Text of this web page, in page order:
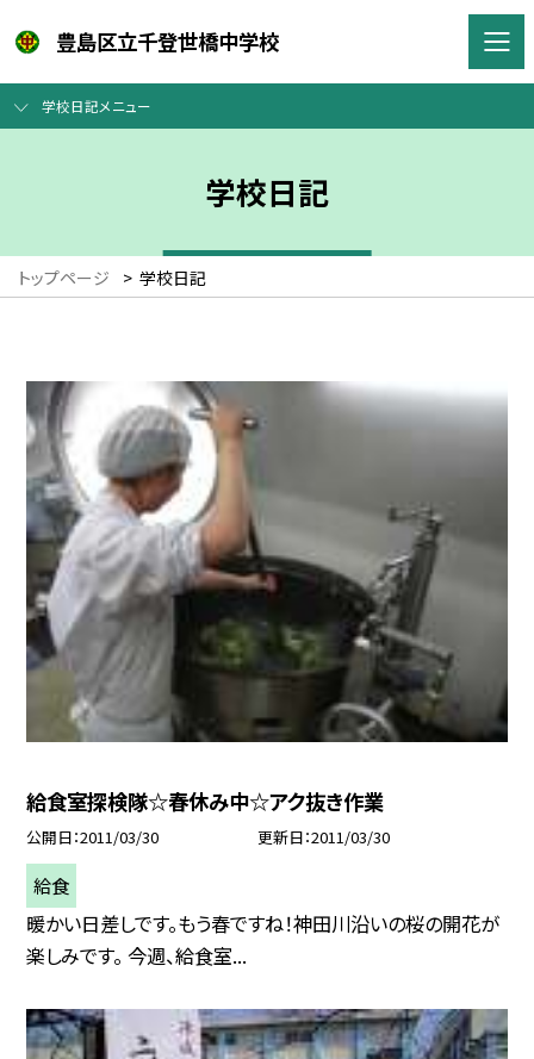
豊島区立千登世橋中学校
学校日記メニュー
学校日記
トップページ > 学校日記
給食室探検隊☆春休み中☆アク抜き作業
公開日 2011/03/30 更新日 2011/03/30
給食
暖かい日差しです。もう春ですね！神田川沿いの桜の開花が
楽しみです。 今週、給食室...